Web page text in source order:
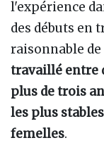
l'expérience
des débuts en
raisonnable de
travaillé entre
plus de trois
les plus
femelles.